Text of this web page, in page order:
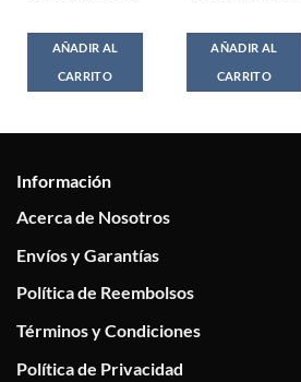
AÑADIR AL
CARRITO
AÑADIR AL
CARRITO
Información
Acerca de Nosotros
Envíos y Garantías
Política de Reembolsos
Términos y Condiciones
Política de Privacidad